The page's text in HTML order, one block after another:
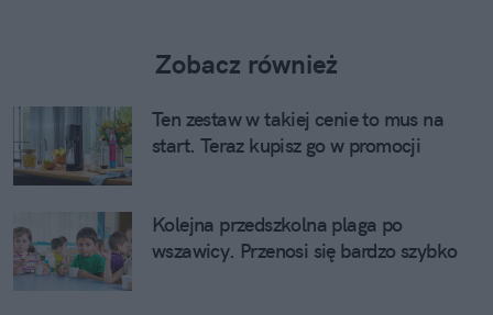
Zobacz również
Ten zestaw w takiej cenie to mus na
start. Teraz kupisz go w promocji
Kolejna przedszkolna plaga po
wszawicy. Przenosi się bardzo szybko